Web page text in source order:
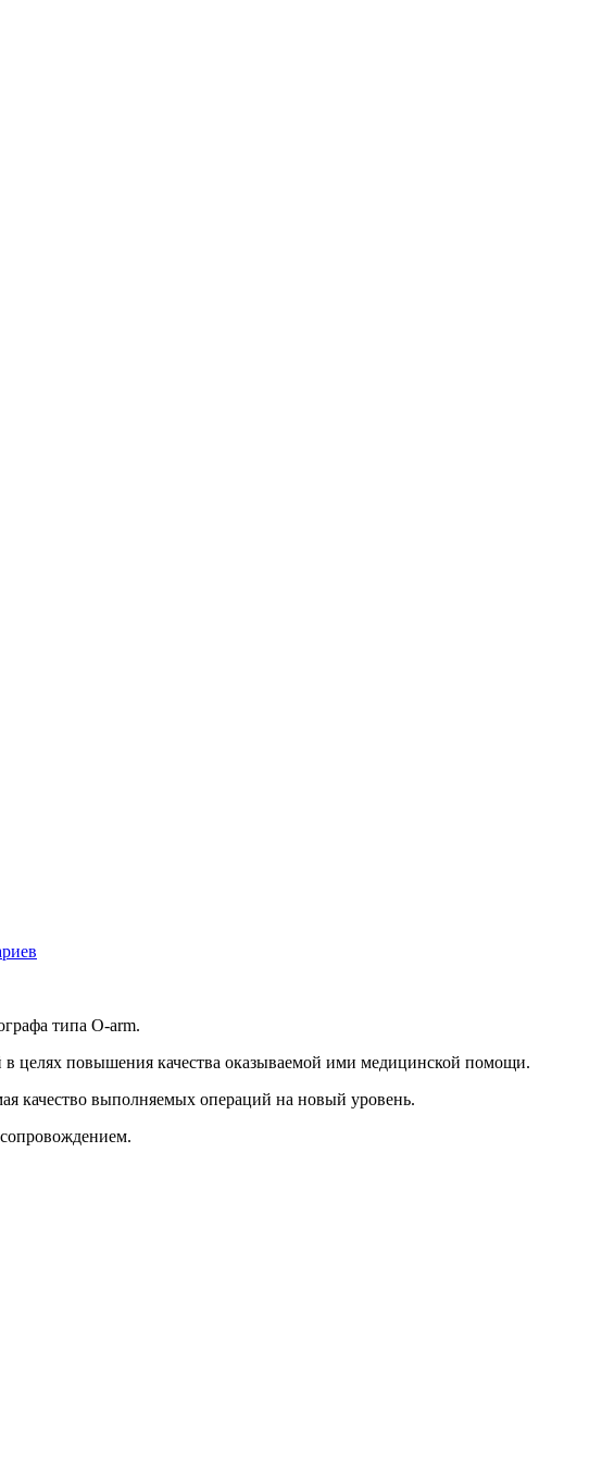
типа О-arm.
в целях повышения качества оказываемой ими медицинской помощи.
качество выполняемых операций на новый уровень.